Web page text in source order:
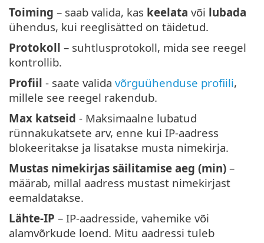
Toiming – saab valida, kas keelata või lubada
ühendus, kui reeglisätted on täidetud.
Protokoll – suhtlusprotokoll, mida see reegel
kontrollib.
Profiil - saate valida võrguühenduse profiili,
millele see reegel rakendub.
Max katseid - Maksimaalne lubatud
rünnakukatsete arv, enne kui IP-aadress
blokeeritakse ja lisatakse musta nimekirja.
Mustas nimekirjas säilitamise aeg (min) –
määrab, millal aadress mustast nimekirjast
eemaldatakse.
Lähte-IP – IP-aadresside, vahemike või
alamvõrkude loend. Mitu aadressi tuleb